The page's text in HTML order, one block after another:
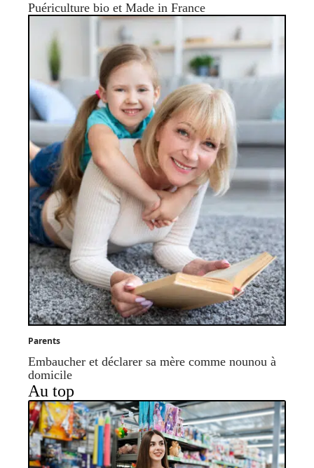
Puériculture bio et Made in France
Parents
Embaucher et déclarer sa mère comme nounou à
domicile
Au top